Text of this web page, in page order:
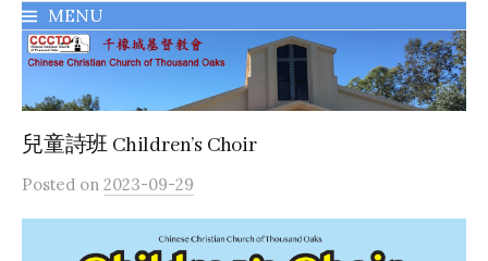
MENU
兒童詩班 Children’s Choir
Posted on 2023-09-29